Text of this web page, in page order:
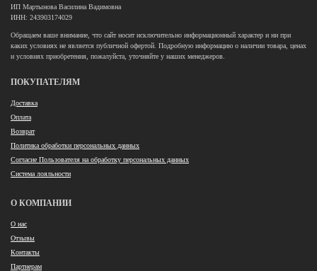
ИП Мартынова Василина Вадимовна
ИНН: 243903174029
Обращаем ваше внимание, что сайт носит исключительно информационный характер и ни при
каких условиях не является публичной офертой. Подробную информацию о наличии товара, ценах
и условиях приобретения, пожалуйста, уточняйте у наших менеджеров.
ПОКУПАТЕЛЯМ
Доставка
Оплата
Возврат
Политика обработки персональных данных
Согласие Пользователя на обработку персональных данных
Система лояльности
О КОМПАНИИ
О нас
Отзывы
Контакты
Партнерам